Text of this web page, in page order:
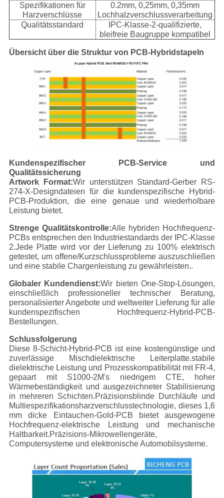
Spezifikationen für
Harzverschlüsse
0.2mm, 0,25mm, 0,35mm
Lochhalzverschlussverarbeitung
Qualitätsstandard
IPC-Klasse-2-qualifizierte,
bleifreie Baugruppe kompatibel
Übersicht über die Struktur von PCB-Hybridstapeln
Kundenspezifischer PCB-Service und
Qualitätssicherung
Artwork Format:Wir unterstützen Standard-Gerber RS-
274-X-Designdateien für die kundenspezifische Hybrid-
PCB-Produktion, die eine genaue und wiederholbare
Leistung bietet.
Strenge Qualitätskontrolle:Alle hybriden Hochfrequenz-
PCBs entsprechen den Industriestandards der IPC-Klasse
2.Jede Platte wird vor der Lieferung zu 100% elektrisch
getestet, um offene/Kurzschlussprobleme auszuschließen
und eine stabile Chargenleistung zu gewährleisten..
Globaler Kundendienst:Wir bieten One-Stop-Lösungen,
einschließlich professioneller technischer Beratung,
personalisierter Angebote und weltweiter Lieferung für alle
kundenspezifischen Hochfrequenz-Hybrid-PCB-
Bestellungen.
Schlussfolgerung
Diese 8-Schicht-Hybrid-PCB ist eine kostengünstige und
zuverlässige Mischdielektrische Leiterplatte.stabile
dielektrische Leistung und Prozesskompatibilität mit FR-4,
gepaart mit S1000-2M's niedrigem CTE, hoher
Wärmebeständigkeit und ausgezeichneter Stabilisierung
in mehreren Schichten.Präzisionsblinde Durchläufe und
Multiespezifikationsharzverschlusstechnologie, dieses 1,6
mm dicke Eintauchen-Gold-PCB bietet ausgewogene
Hochfrequenz-elektrische Leistung und mechanische
Haltbarkeit.Präzisions-Mikrowellengeräte,
Computersysteme und elektronische Automobilsysteme.